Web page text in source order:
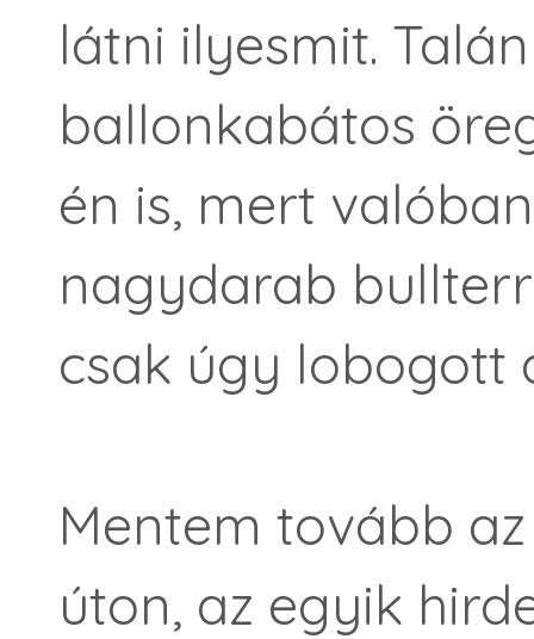
látni ilyesmit.
ballonkabátos
én is, mert
nagydarab
csak úgy lobogott
Mentem tovább
úton, az egyik